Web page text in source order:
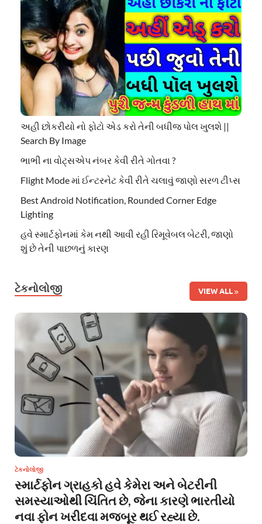
અહી છોકરીયો નો ફોટો એડ કરો તેની બધીજ પોલ ખુલશે ||
Search By Image
ભાભી ના વોટ્સએપ નંબર કેવી રીતે ગોતવા ?
Flight Mode માં ઈન્ટરનેટ કેવી રીતે ચલાવું જાણો સરળ ટીપ્સ
Best Android Notification, Rounded Corner Edge
Lighting
હવે સ્માર્ટફોનમાં કેમ નથી આવી રહી રિમૂવેબલ બેટરી, જાણો
શું છે તેની પાછળનું કારણ
ટેકનોલોજી VIEW ALL
ટેકનોલોજી
સ્માર્ટફોન ગ્રાહકો હવે કેમેરા અને બેટરીની
સમસ્યાઓથી ચિંતિત છે, જેના કારણે ભારતીયો
નવા ફોન ખરીદવા મજબૂર થઈ રહ્યા છે.